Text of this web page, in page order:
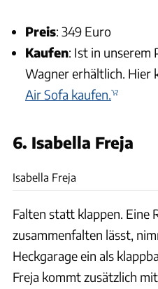
Preis: 349 Euro
Kaufen: Ist in unserem
Wagner erhältlich. Hier
Air Sofa kaufen.
6. Isabella Freja
Isabella Freja
Falten statt klappen. Eine
zusammenfalten lässt,
Heckgarage ein als
Freja kommt zusätzlich